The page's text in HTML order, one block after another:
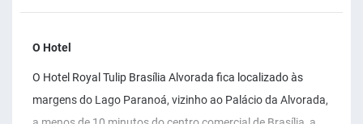
O Hotel
O Hotel Royal Tulip Brasília Alvorada fica localizado às
margens do Lago Paranoá, vizinho ao Palácio da Alvorada,